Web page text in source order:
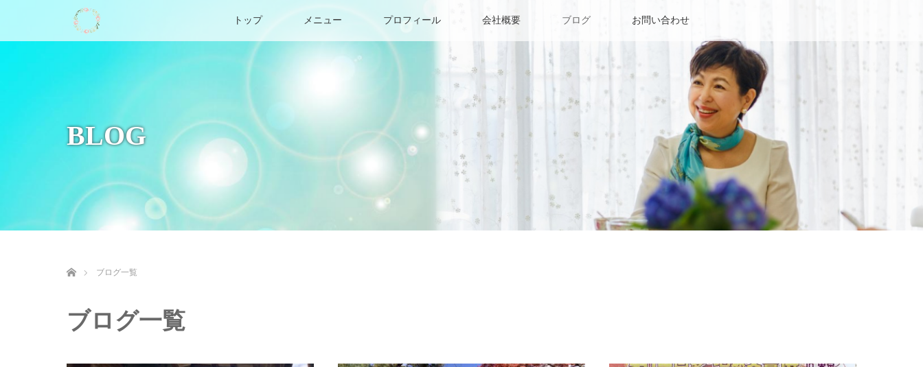
トップ メニュー プロフィール 会社概要 ブログ お問い合わせ
BLOG
ブログ一覧
ブログ一覧